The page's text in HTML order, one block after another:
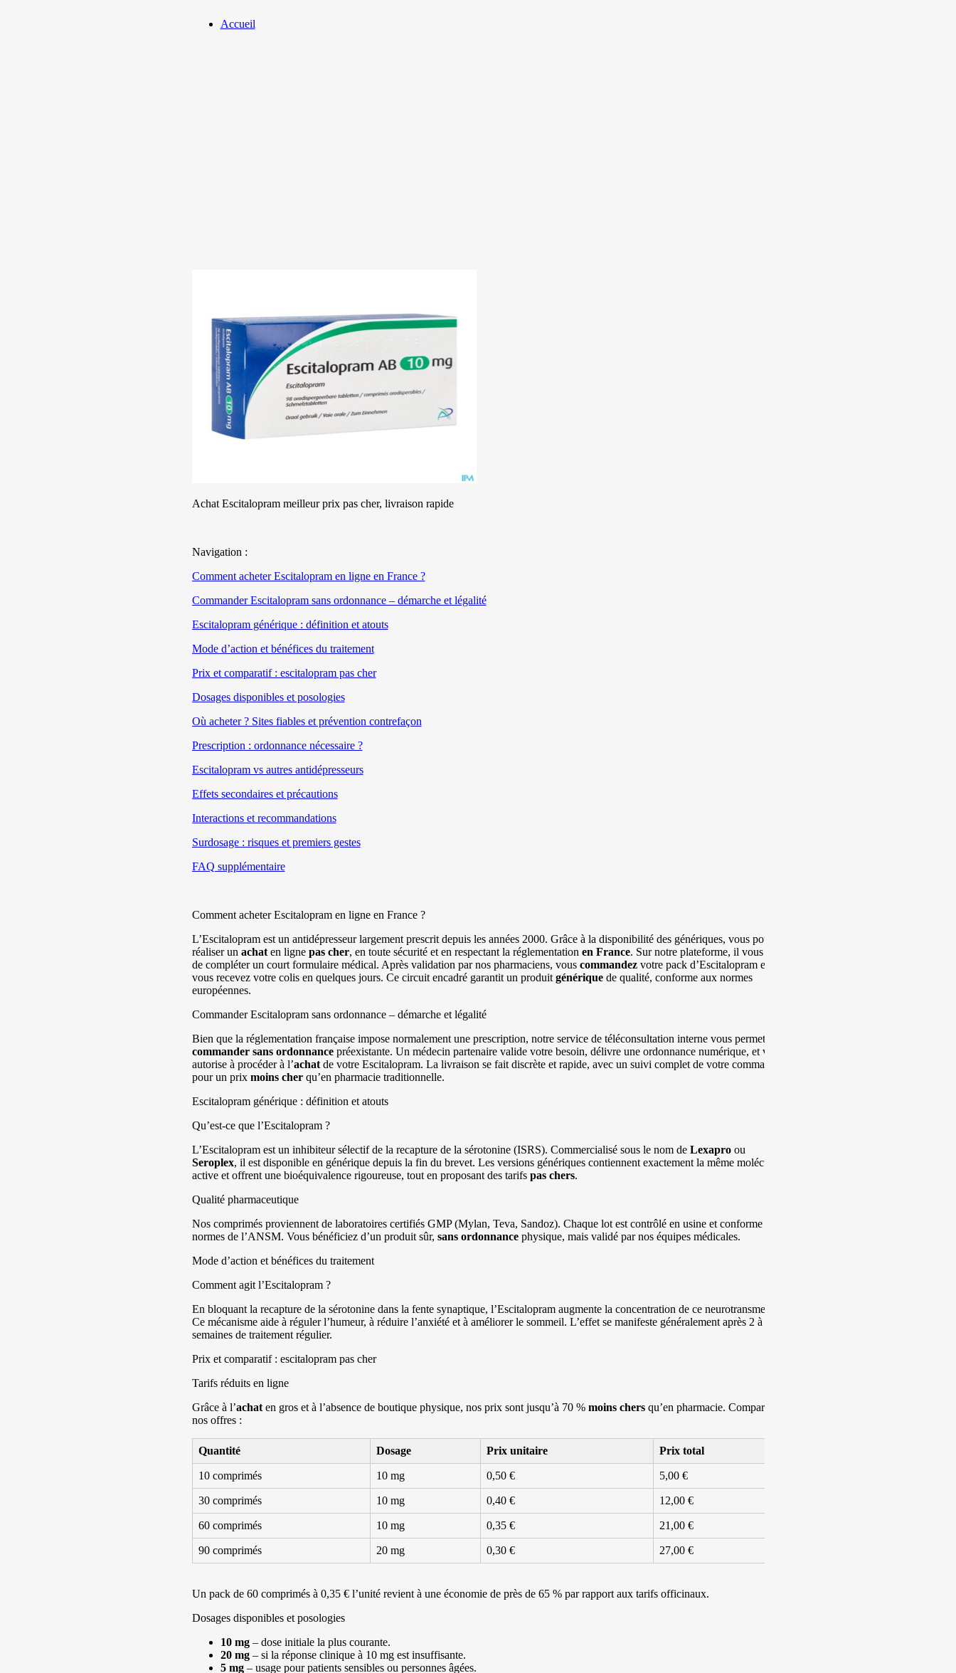
Accueil
Achat Escitalopram meilleur prix pas cher, livraison rapide
Navigation :
Comment acheter Escitalopram en ligne en France ?
Commander Escitalopram sans ordonnance – démarche et légalité
Escitalopram générique : définition et atouts
Mode d’action et bénéfices du traitement
Prix et comparatif : escitalopram pas cher
Dosages disponibles et posologies
Où acheter ? Sites fiables et prévention contrefaçon
Prescription : ordonnance nécessaire ?
Escitalopram vs autres antidépresseurs
Effets secondaires et précautions
Interactions et recommandations
Surdosage : risques et premiers gestes
FAQ supplémentaire
Comment acheter Escitalopram en ligne en France ?
L’Escitalopram est un antidépresseur largement prescrit depuis les années 2000. Grâce à la disponibilité des génériques, vous pouvez
réaliser un achaten ligne pas cher, en toute sécurité et en respectant la réglementation en France. Sur notre plateforme, il vous suffit
de compléter un court formulaire médical. Après validation par nos pharmaciens, vous commandezvotre pack d’Escitalopram et
vous recevez votre colis en quelques jours. Ce circuit encadré garantit un produit génériquede qualité, conforme aux normes
européennes.
Commander Escitalopram sans ordonnance – démarche et légalité
Bien que la réglementation française impose normalement une prescription, notre service de téléconsultation interne vous permet de
commander sans ordonnancepréexistante. Un médecin partenaire valide votre besoin, délivre une ordonnance numérique, et vous
autorise à procéder à l’achatde votre Escitalopram. La livraison se fait discrète et rapide, avec un suivi complet de votre commande,
pour un prix moins cherqu’en pharmacie traditionnelle.
Escitalopram générique : définition et atouts
Qu’est-ce que l’Escitalopram ?
L’Escitalopram est un inhibiteur sélectif de la recapture de la sérotonine (ISRS). Commercialisé sous le nom de Lexaproou
Seroplex, il est disponible en générique depuis la fin du brevet. Les versions génériques contiennent exactement la même molécule
active et offrent une bioéquivalence rigoureuse, tout en proposant des tarifs pas chers.
Qualité pharmaceutique
Nos comprimés proviennent de laboratoires certifiés GMP (Mylan, Teva, Sandoz). Chaque lot est contrôlé en usine et conforme aux
normes de l’ANSM. Vous bénéficiez d’un produit sûr, sans ordonnancephysique, mais validé par nos équipes médicales.
Mode d’action et bénéfices du traitement
Comment agit l’Escitalopram ?
En bloquant la recapture de la sérotonine dans la fente synaptique, l’Escitalopram augmente la concentration de ce neurotransmetteur.
Ce mécanisme aide à réguler l’humeur, à réduire l’anxiété et à améliorer le sommeil. L’effet se manifeste généralement après 2 à 4
semaines de traitement régulier.
Prix et comparatif : escitalopram pas cher
Tarifs réduits en ligne
Grâce à l’achaten gros et à l’absence de boutique physique, nos prix sont jusqu’à 70 % moins chersqu’en pharmacie. Comparez
nos offres :
Quantité Dosage Prix unitaire Prix total
10 comprimés 10 mg 0,50 € 5,00 €
30 comprimés 10 mg 0,40 € 12,00 €
60 comprimés 10 mg 0,35 € 21,00 €
90 comprimés 20 mg 0,30 € 27,00 €
Un pack de 60 comprimés à 0,35 € l’unité revient à une économie de près de 65 % par rapport aux tarifs officinaux.
Dosages disponibles et posologies
10 mg– dose initiale la plus courante.
20 mg– si la réponse clinique à 10 mg est insuffisante.
5 mg– usage pour patients sensibles ou personnes âgées.